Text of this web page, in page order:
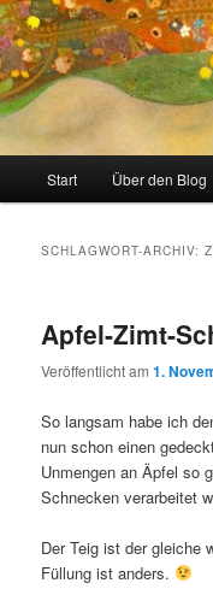
Zum
primären
Inhalt
springen
Zum
sekundären
Inhalt
springenmeinzigartig
Stricken, Nähen und
Start Über den Blog
SCHLAGWORT-ARCHIV:
Apfel-Zimt-
Veröffentlicht am1.
So langsam habe ich
nun schon einen
Unmengen an Äpfel so
Schnecken verarbeitet
Der Teig ist der gleiche
Füllung ist anders.